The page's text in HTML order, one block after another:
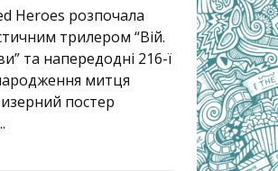
Heroes розпочала
трилером “Вій.
та напередодні 216-ї
митця
постер